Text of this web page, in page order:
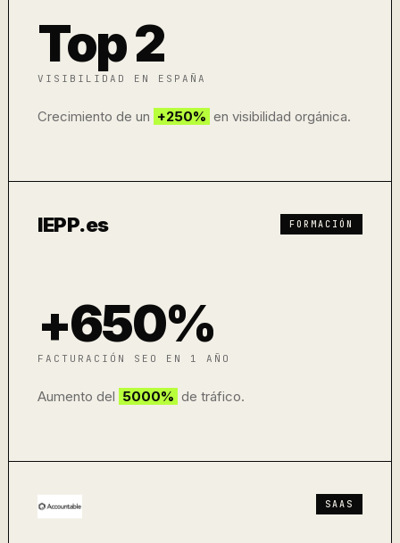
Top 2
VISIBILIDAD EN ESPAÑA
Crecimiento de un +250% en visibilidad orgánica.
IEPP.es FORMACIÓN
+650%
FACTURACIÓN SEO EN 1 AÑO
Aumento del 5000% de tráfico.
SAAS